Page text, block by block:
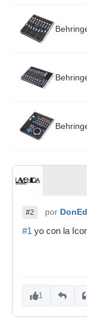
#2 por
#1 yo con la
1